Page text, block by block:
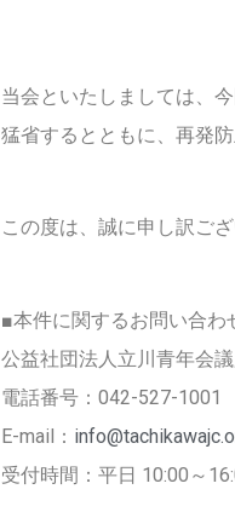
当会といたしましては、
猛省するとともに、再発
この度は、誠に申し訳ござ
■本件に関するお問い合わ
公益社団法人立川青年会
電話番号：042-527-1001
E-mail：
受付時間：平日 10:00～